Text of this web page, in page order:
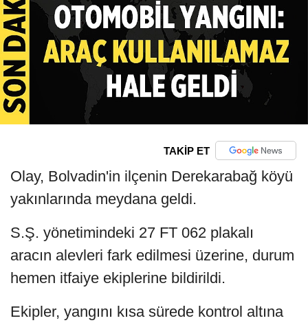
TAKİP ET
Olay, Bolvadin'in ilçenin Derekarabağ köyü
yakınlarında meydana geldi.
S.Ş. yönetimindeki 27 FT 062 plakalı
aracın alevleri fark edilmesi üzerine, durum
hemen itfaiye ekiplerine bildirildi.
Ekipler, yangını kısa sürede kontrol altına